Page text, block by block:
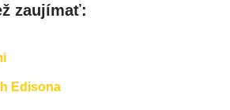
zaujímať:
Edisona